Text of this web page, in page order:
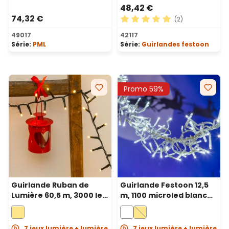
74,32 €
49017
Série: PML
48,42 €
Note moyenne de 5 sur 5
(2)
42117
Série: Guirlandes festoon
Guirlande Ruban de
Lumière 60,5 m, 3000 led
blanc chaud, câble vert
Promo 59%
Guirlande Festoon 12,5
m, 1100 microled blanc
froid, câble transparent